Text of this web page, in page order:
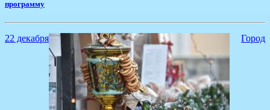
программу
22 декабря Город